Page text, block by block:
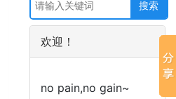
欢迎！
no pain,no gain~